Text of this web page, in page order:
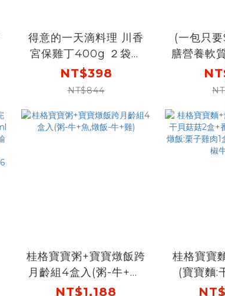
得意的一天滴料理 川香
宮保雞丁400g ２袋組
【任3組$999再加送1
包-口味不指定】(結帳
NT$398
NT$844
(一包只
膳營養軟
燉飯
桂格寶寶粥+寶寶燉飯跨
月齡組4盒入(粥-牛+魚,
燉飯-牛+雞)
NT$1,188
桂格寶寶
(寶寶麵:
+番茄豬